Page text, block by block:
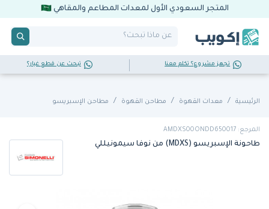
المتجر السعودي الأول لمعدات المطاعم والمقاهي
تجهز مشروع؟ تكلم معنا تبحث عن قطع غيار؟
الرئيسية معدات القهوة مطاحن القهوة مطاحن الإسبريسو
المرجع: AMDXS00ONDD650017
طاحونة الإسبريسو (MDXS) من نوفا سيمونيللي